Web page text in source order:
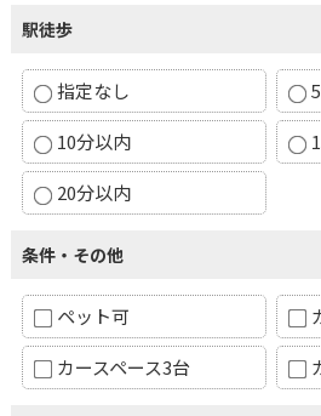
駅徒歩
指定なし
10分以内
20分以内
条件・その他
ペット可
カースペース3台